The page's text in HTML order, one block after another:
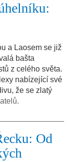
a Laosem se již
bašta
z celého světa.
nabízející své
že se zlatý
Od